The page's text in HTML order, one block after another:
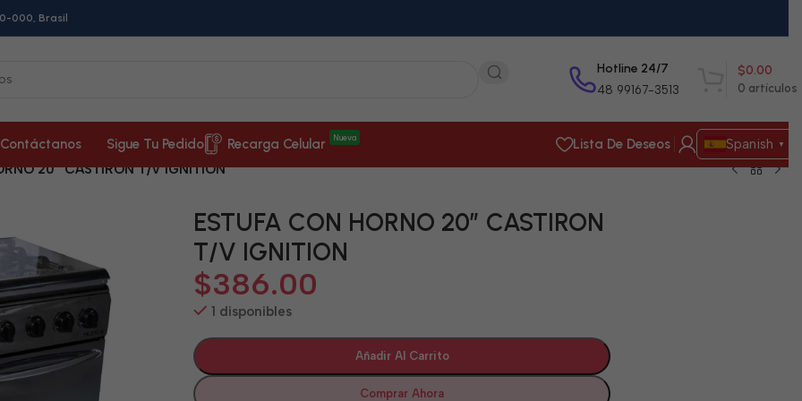
000, Brasil
Hotline 24/7
48 99167-3513 0 artículos
$0.00
Contáctanos Sigue Tu Pedido Recarga Celular Nueva Lista De Deseos Spanish ▼
20″ CASTIRON T/V IGNITION
ESTUFA CON HORNO 20″ CASTIRON
T/V IGNITION
$386.00
1 disponibles
Añadir Al Carrito
Comprar Ahora